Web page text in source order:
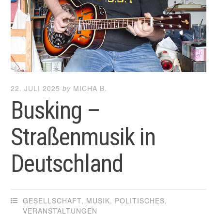
22. JULI 2025 by MICHA B.
Busking –
Straßenmusik in
Deutschland
GESELLSCHAFT, MUSIK, POLITISCHES,
VERANSTALTUNGEN